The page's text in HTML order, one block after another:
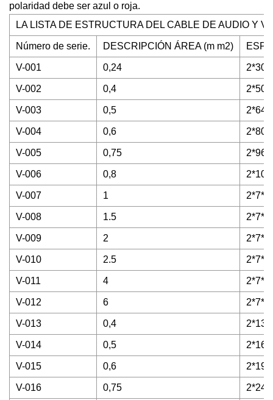
polaridad debe ser azul o roja.
LA LISTA DE ESTRUCTURA DEL CABLE DE AUDIO Y
Número de serie. DESCRIPCIÓN ÁREA (m m2)
V-001 0,24 2*30/
V-002 0,4 2*50/
V-003 0,5 2*64/
V-004 0,6 2*80/
V-005 0,75 2*96/
V-006 0,8
V-007 1
V-008 1.5
V-009 2
V-010 2.5
V-011 4
V-012 6
V-013 0,4 2*13/
V-014 0,5 2*16/
V-015 0,6 2*19/
V-016 0,75 2*24/